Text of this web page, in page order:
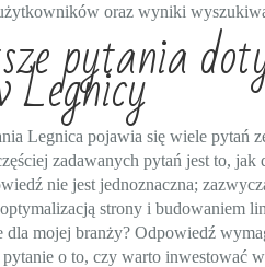
oraz wyniki
pytania
Legnicy
Legnica pojawia się wiele pytań
zadawanych pytań jest to,
nie jest jednoznaczna;
strony i budowaniem
dla mojej branży? Odpowiedź
o to, czy warto inwestować